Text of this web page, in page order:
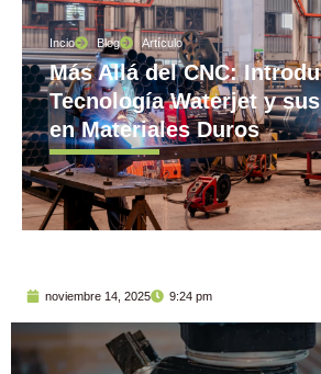
Incio Blog Artículo
Más Allá del CNC:
Tecnología Waterjet y
en Materiales Duros
noviembre 14, 2025 9:24 pm